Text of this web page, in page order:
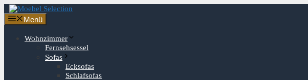
Zum
Inhalt
springen
Menü
Wohnzimmer
Fernsehsessel
Sofas
Ecksofas
Schlafsofas